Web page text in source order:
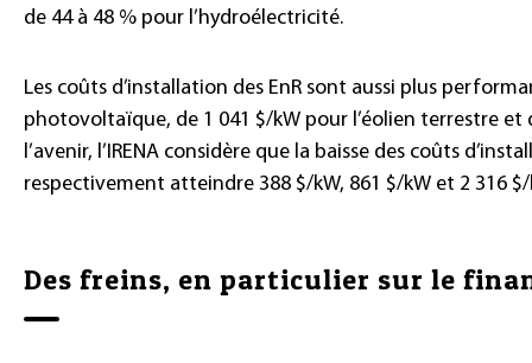
de 44 à 48 % pour l’hydroélectricité.
Les coûts d’installation des EnR sont aussi plus
photovoltaïque, de 1 041 $/kW pour l’éolien terrestre et
l’avenir, l’IRENA considère que la baisse des coûts
respectivement atteindre 388 $/kW, 861 $/kW et 2 316 $/
Des freins, en particulier sur le